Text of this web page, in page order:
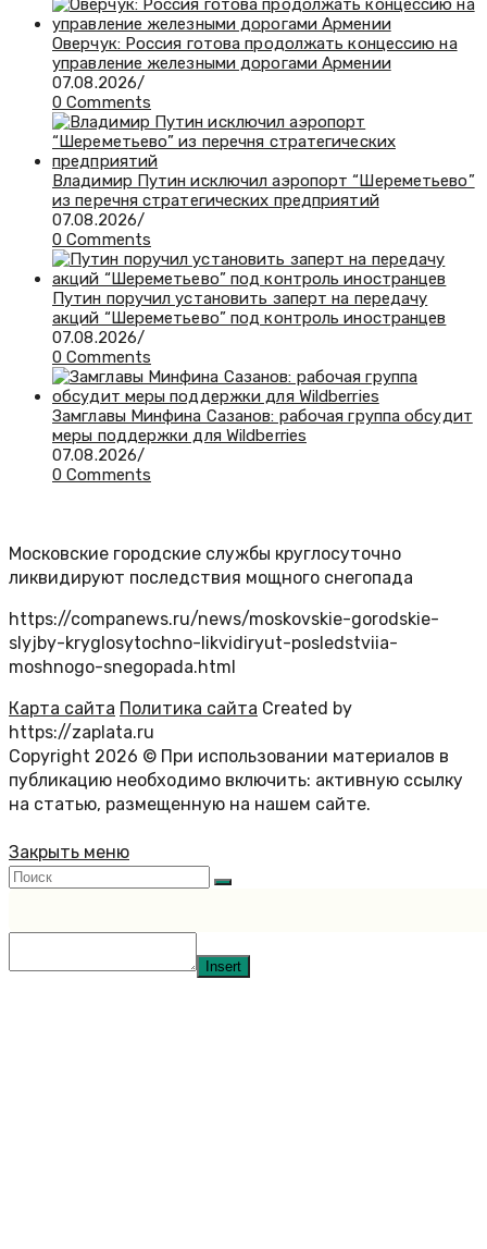
Оверчук: Россия готова продолжать концессию на
управление железными дорогами Армении
07.08.2026/
0 Comments
Владимир Путин исключил аэропорт “Шереметьево”
из перечня стратегических предприятий
07.08.2026/
0 Comments
Путин поручил установить заперт на передачу
акций “Шереметьево” под контроль иностранцев
07.08.2026/
0 Comments
Замглавы Минфина Сазанов: рабочая группа обсудит
меры поддержки для Wildberries
07.08.2026/
0 Comments
Московские городские службы круглосуточно
ликвидируют последствия мощного снегопада
https://companews.ru/news/moskovskie-gorodskie-
slyjby-kryglosytochno-likvidiryut-posledstviia-
moshnogo-snegopada.html
Карта сайта Политика сайта Created by
https://zaplata.ru
Copyright 2026 © При использовании материалов в
публикацию необходимо включить: активную ссылку
на статью, размещенную на нашем сайте.
Закрыть меню
Insert